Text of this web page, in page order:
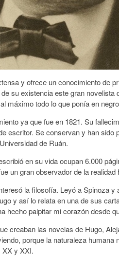
y ofrece un conocimiento de
su existencia este gran
máximo todo lo que ponía en
ya que fue en 1821. Su
escritor. Se conservan y han
de Ruán.
en su vida ocupan 6.000
un gran observador de la
la filosofía. Leyó a Spinoza
y así lo relata en una de sus
hecho palpitar mi corazón desde
creaban las novelas de Hugo,
porque la naturaleza humana
XX y XXI.